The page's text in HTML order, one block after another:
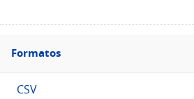
Filtro
Formatos
Formatos
CSV